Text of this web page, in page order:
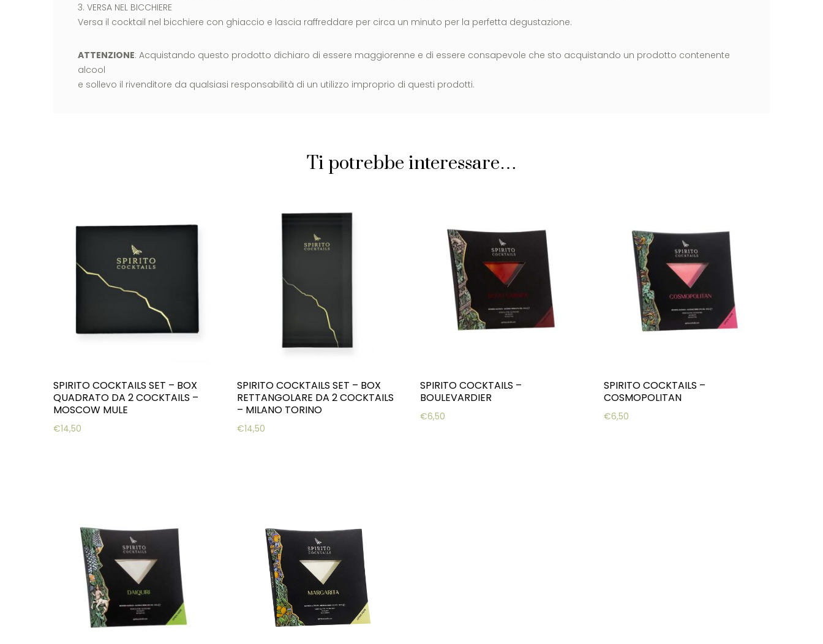
3. VERSA NEL BICCHIERE
Versa il cocktail nel bicchiere con ghiaccio e lascia raffreddare per circa un minuto per la perfetta degustazione.
ATTENZIONE: Acquistando questo prodotto dichiaro di essere maggiorenne e di essere consapevole che sto acquistando un prodotto contenente
alcool
e sollevo il rivenditore da qualsiasi responsabilità di un utilizzo improprio di questi prodotti.
Ti potrebbe interessare…
SPIRITO COCKTAILS SET – BOX
QUADRATO DA 2 COCKTAILS –
MOSCOW MULE
€14,50
SPIRITO COCKTAILS SET – BOX
RETTANGOLARE DA 2 COCKTAILS
– MILANO TORINO
€14,50
SPIRITO COCKTAILS –
BOULEVARDIER
€6,50
SPIRITO COCKTAILS –
COSMOPOLITAN
€6,50